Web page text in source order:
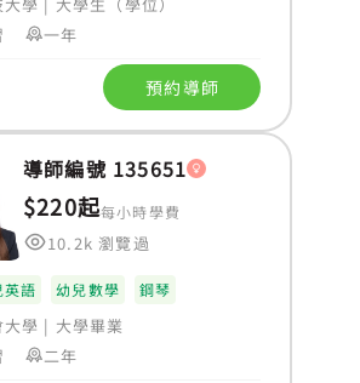
一年
預約導師
導師編號 135651
$220起每小時學費
10.2k 瀏覽過
英語 幼兒數學 鋼琴
學 | 大學畢業
二年